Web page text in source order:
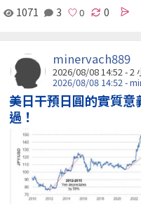
1071 3 0
minervach889
2026/08/08 14:52 -2
2026/08/08 14:52 -
美日干預日圓的實質
過！